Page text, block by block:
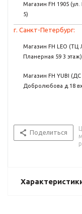
Магазин FH 1905
5)
г. Санкт-Петербург:
Магазин FH LEO
Планерная 59 3 этаж)
Магазин FH YUBI
Добролюбова д.18
Поделиться